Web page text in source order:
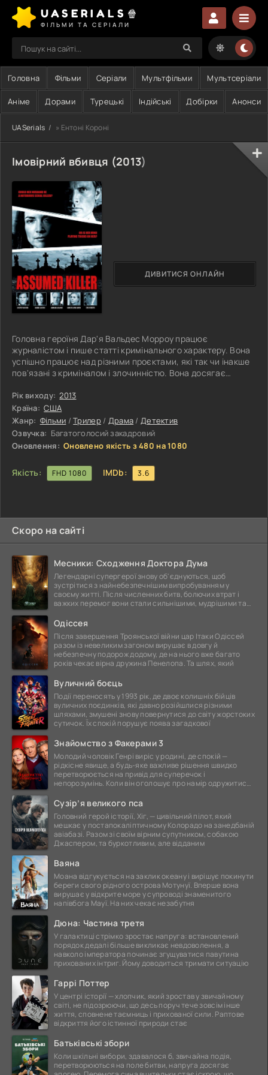
UASERIALS🍿
ФІЛЬМИ ТА СЕРІАЛИ
Головна Фільми Серіали Мультфільми Мультсеріали
Аніме Дорами Турецькі Індійські Добірки Анонси
UASerials » Ентоні Короні
Імовірний вбивця (2013)
Головна героїня Дар'я Вальдес Морроу працює
журналістом і пише статті кримінального характеру. Вона
успішно працює над різними проєктами, які так чи інакше
пов'язані з криміналом і злочинністю. Вона досягає
Загадкові вбивства, що відбуваються в місті, які поліція
ніяк не може розкрити, зацікавлюють журналістку. Вона
вирішує провести власне розслідування, щоб вивести на
чисту воду злочинця, який скоїв серію вбивств. Дівчина
дізнається деякі
Рік виходу: 2013
Країна: США
Жанр: Фільми /Трилер/ Драма / Детектив
Озвучка: Багатоголосий закадровий
Оновлення: Оновлено якість з 480 на 1080
Якість: FHD 1080 IMDb: 3.6
ДИВИТИСЯ ОНЛАЙН
Скоро на сайті
Месники: Сходження Доктора Дума
Легендарні супергерої знову об'єднуються, щоб
зустрітися з найнебезпечнішим випробуванням у
своєму житті. Після численних битв, болючих втрат і
важких перемог вони стали сильнішими, мудрішими та
Одіссея
Після завершення Троянської війни цар Ітаки Одіссей
разом із невеликим загоном вирушає в довгу й
небезпечну подорож додому, де на нього вже багато
років чекає вірна дружина Пенелопа. Та шлях, який
Вуличний боєць
Події переносять у 1993 рік, де двоє колишніх бійців
вуличних поєдинків, які давно розійшлися різними
шляхами, змушені знову повернутися до світу жорстоких
сутичок. Їх спокій порушує поява загадкової
Знайомство з Факерами 3
Молодий чоловік Генрі виріс у родині, де спокій —
рідкісне явище, а будь-яке важливе рішення швидко
перетворюється на привід для суперечок і
непорозумінь. Коли він оголошує про намір одружитися,
Сузір’я великого пса
Головний герой історії, Хіг, — цивільний пілот, який
мешкає у постапокаліптичному Колорадо на занедбаній
авіабазі. Разом зі своїм вірним супутником, собакою
Джаспером, та буркотливим, але відданим
Ваяна
Моана відгукується на заклик океану і вирішує покинути
береги свого рідного острова Мотунуї. Вперше вона
вирушає у відкрите море у супроводі знаменитого
напівбога Мауї. На них чекає незабутня
Дюна: Частина третя
У галактиці стрімко зростає напруга: встановлений
порядок дедалі більше викликає невдоволення, а
навколо імператора починає згущуватися павутина
прихованих інтриг. Йому доводиться тримати ситуацію
Гаррі Поттер
У центрі історії — хлопчик, який зростав у звичайному
світі, не підозрюючи, що десь поруч тече зовсім інше
життя, сповнене таємниць і прихованої сили. Раптове
відкриття його істинної природи стає
Батьківські збори
Коли шкільні вибори, здавалося б, звичайна подія,
перетворюються на поле битви, напруга досягає